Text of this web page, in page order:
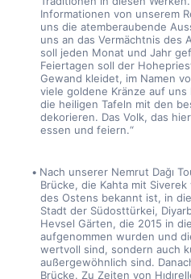
Informationen von unserem
uns die atemberaubende
uns an das Vermächtnis des
soll jeden Monat und Jahr
Feiertagen soll der
Gewand kleidet, im Namen
viele goldene Kränze auf
die heiligen Tafeln mit den
dekorieren. Das Volk, das
essen und feiern.“
Nach unserer Nemrut Dağı
Brücke, die Kahta mit
des Ostens bekannt ist, in
Stadt der Südosttürkei,
Hevsel Gärten, die 2015 in
aufgenommen wurden und
wertvoll sind, sondern auch
außergewöhnlich sind.
Brücke. Zu Zeiten von